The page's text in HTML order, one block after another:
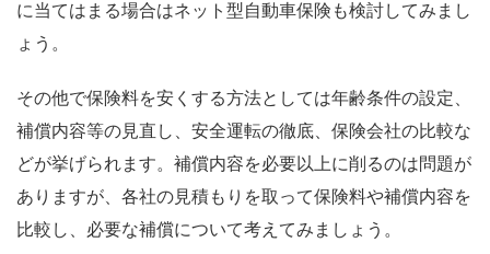
に当てはまる場合はネット型自動車保険も検討してみまし
ょう。
その他で保険料を安くする方法としては年齢条件の設定、
補償内容等の見直し、安全運転の徹底、保険会社の比較な
どが挙げられます。補償内容を必要以上に削るのは問題が
ありますが、各社の見積もりを取って保険料や補償内容を
比較し、必要な補償について考えてみましょう。